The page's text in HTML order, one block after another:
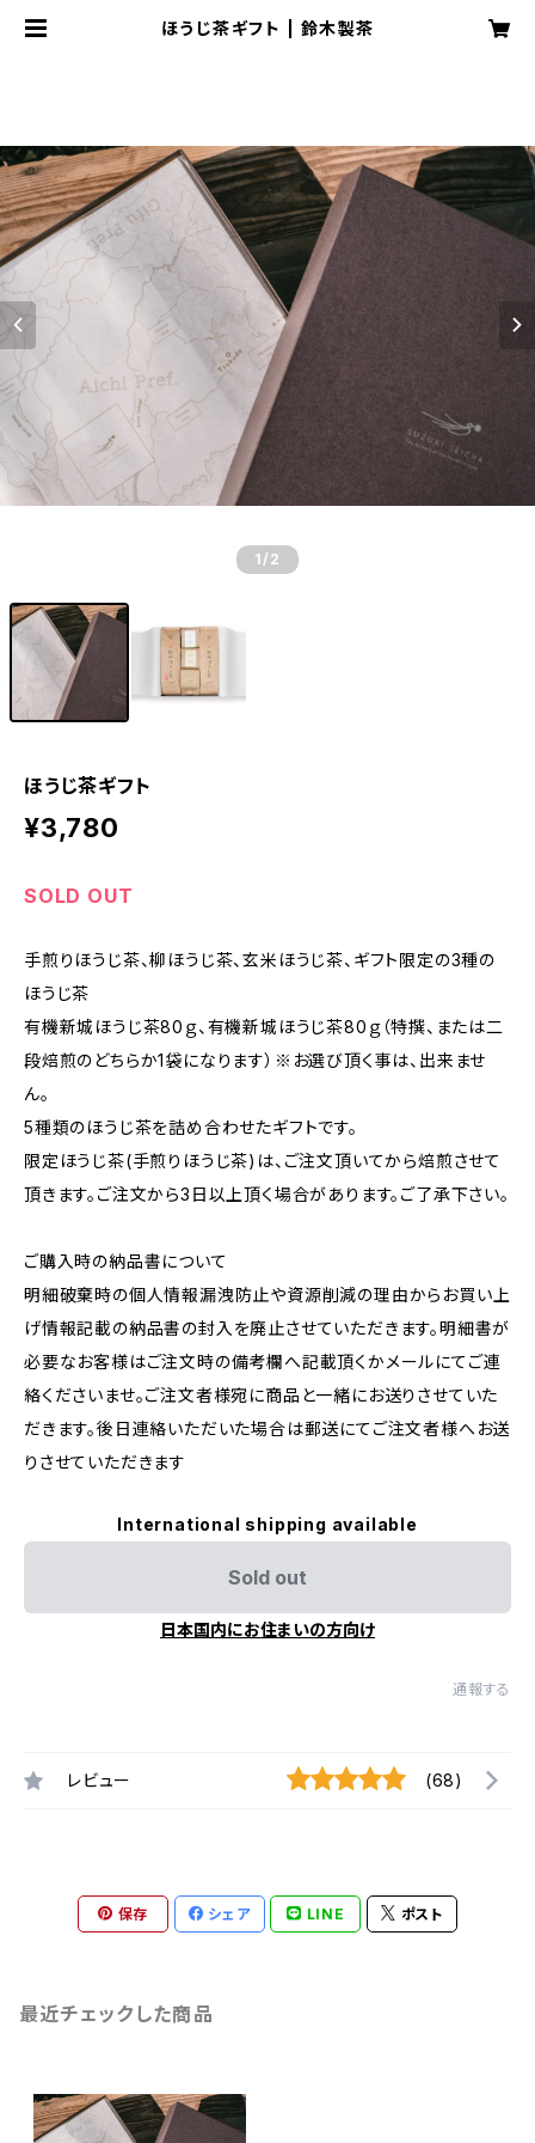
ほうじ茶ギフト | 鈴木製茶
1 /2
ほうじ茶ギフト
¥3,780
SOLD OUT
手煎りほうじ茶、柳ほうじ茶、玄米ほうじ茶、ギフト限定の3種の
ほうじ茶
有機新城ほうじ茶80ｇ、有機新城ほうじ茶80ｇ（特撰、または二
段焙煎のどちらか1袋になります）※お選び頂く事は、出来ませ
ん。
5種類のほうじ茶を詰め合わせたギフトです。
限定ほうじ茶(手煎りほうじ茶)は、ご注文頂いてから焙煎させて
頂きます。ご注文から3日以上頂く場合があります。ご了承下さい。
ご購入時の納品書について
明細破棄時の個人情報漏洩防止や資源削減の理由からお買い上
げ情報記載の納品書の封入を廃止させていただきます。明細書が
必要なお客様はご注文時の備考欄へ記載頂くかメールにてご連
絡くださいませ。ご注文者様宛に商品と一緒にお送りさせていた
だきます。後日連絡いただいた場合は郵送にてご注文者様へお送
りさせていただきます
International shipping available
Sold out
日本国内にお住まいの方向け
通報する
レビュー (68)
保存 シェア LINE ポスト
最近チェックした商品